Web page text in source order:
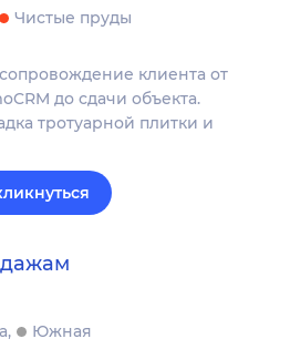
Чистые пруды
клиента от
до сдачи объекта.
тротуарной плитки и
Южная